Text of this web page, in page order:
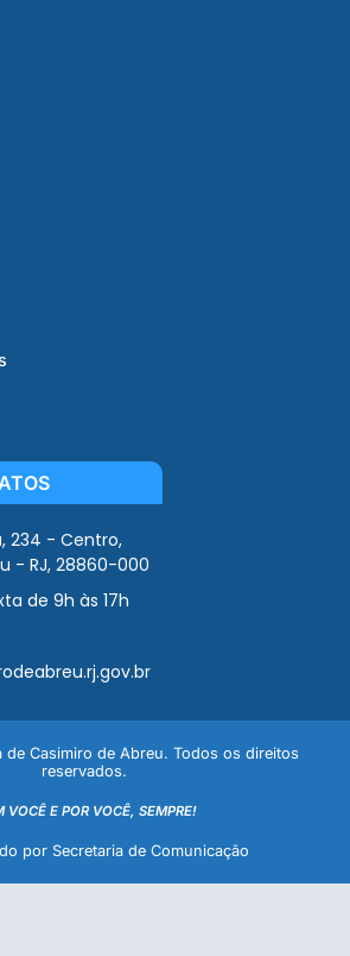
234 - Centro,
- RJ, 28860-000
de 9h às 17h
Casimiro de Abreu. Todos os direitos
reservados.
VOCÊ E POR VOCÊ, SEMPRE!
por Secretaria de Comunicação